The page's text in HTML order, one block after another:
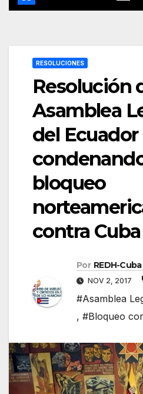
RESOLUCIONES
Resolución
Asamblea
del Ecuador
bloqueo
contra Cuba
Por REDH-Cuba
NOV 2, 2017
#Asamblea
, #Bloqueo